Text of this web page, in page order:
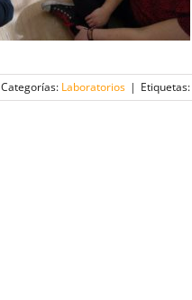
Categorías: Laboratorios | Etiquetas: